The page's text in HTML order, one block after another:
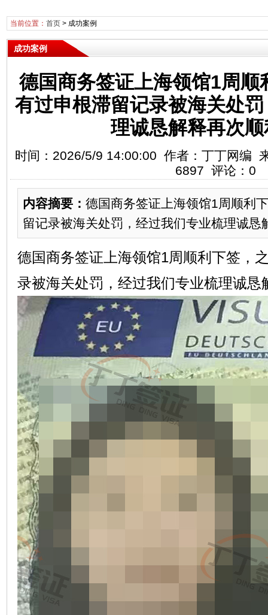
当前位置： 首页> 成功案例
成功案例
德国商务签证上海领馆1周顺
有过申根滞留记录被海关处
理诚恳解释再次
时间：2026/5/9 14:00:00 作者：丁丁网编
6897 评论：0
内容摘要： 德国商务签证上海领馆1周顺利
留记录被海关处罚，经过我们专业梳理诚恳
德国商务签证上海领馆1周顺利下签，
录被海关处罚，经过我们专业梳理诚恳